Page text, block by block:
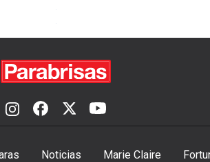
Noticias Marie Claire